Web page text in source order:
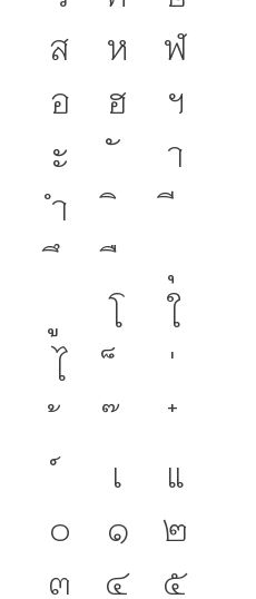
ส
ห
ฬ
อ
ฮ
ฯ
ะ
า
ำ
โ
ใ
ไ
เ
แ
๐
๑
๒
๓
๔
๕